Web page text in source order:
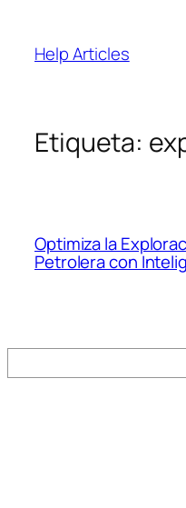
contenido
Help Articles
Etiqueta:
Optimiza la
Petrolera con